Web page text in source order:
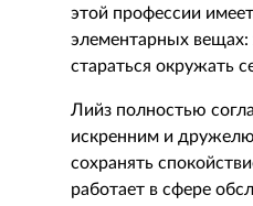
этой профессии
элементарных вещах:
стараться окружать
Лийз полностью
искренним и
сохранять
работает в сфере